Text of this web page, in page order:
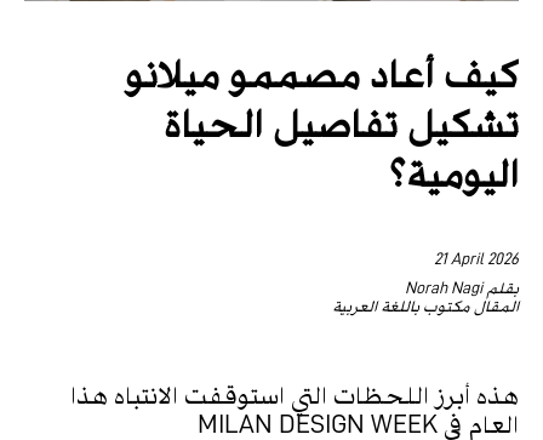
كيف أعاد مصممو ميلانو
تشكيل تفاصيل الحياة
اليومية؟
21 April 2026
بقلم Norah Nagi
المقال مكتوب باللغة العربية
هذه أبرز اللحظات التي استوقفت الانتباه هذا
العام في MILAN DESIGN WEEK